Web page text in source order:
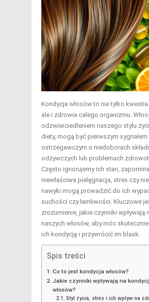
Kondycja włosów to nie tylko kwestia
ale i zdrowia całego organizmu.
odzwierciedleniem naszego stylu
diety, mogą być pierwszym sygnałem
ostrzegawczym o niedoborach
odżywczych lub problemach
Często ignorujemy ich stan,
niewłaściwa pielęgnacja, stres czy
nawyki mogą prowadzić do ich
suchości czy łamliwości. Kluczowe
zrozumienie, jakie czynniki wpływają
naszych włosów, aby móc
ich kondycję i przywrócić im blask.
Spis treści
Co to jest kondycja włosów?
Jakie czynniki wpływają na
włosów?
Styl życia, stres i ich wpływ na